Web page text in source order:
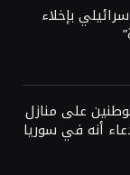
بإخلاء
على منازل
أنه في سوريا